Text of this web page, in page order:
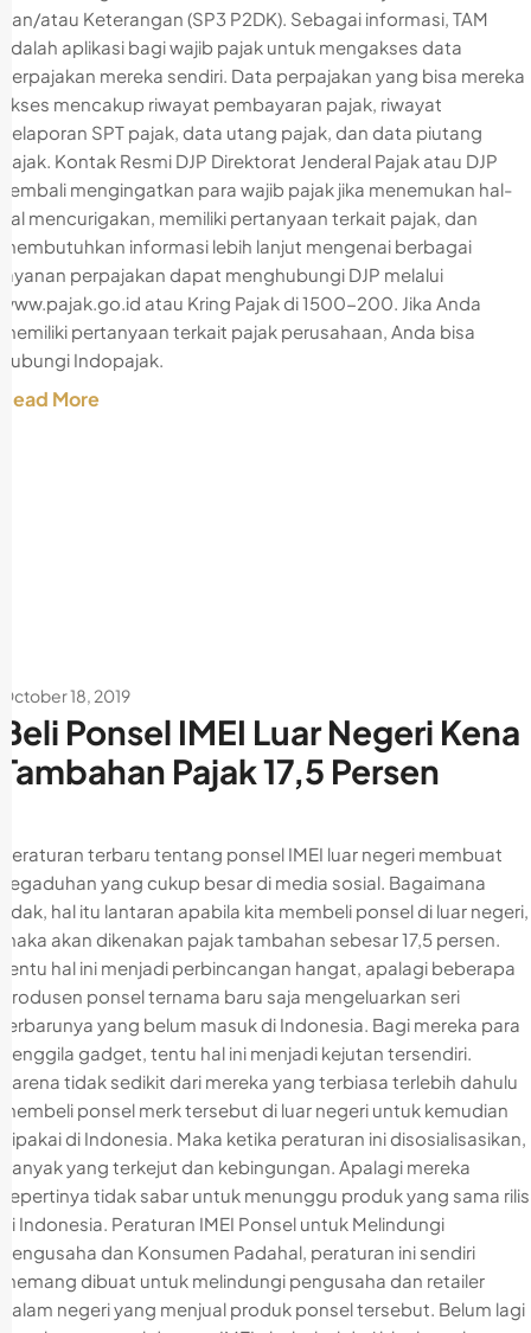
dan/atau Keterangan (SP3 P2DK). Sebagai informasi, TAM
adalah aplikasi bagi wajib pajak untuk mengakses data
perpajakan mereka sendiri. Data perpajakan yang bisa mereka
akses mencakup riwayat pembayaran pajak, riwayat
pelaporan SPT pajak, data utang pajak, dan data piutang
pajak. Kontak Resmi DJP Direktorat Jenderal Pajak atau DJP
kembali mengingatkan para wajib pajak jika menemukan hal-
hal mencurigakan, memiliki pertanyaan terkait pajak, dan
membutuhkan informasi lebih lanjut mengenai berbagai
layanan perpajakan dapat menghubungi DJP melalui
www.pajak.go.id atau Kring Pajak di 1500-200. Jika Anda
memiliki pertanyaan terkait pajak perusahaan, Anda bisa
hubungi Indopajak.
Read More
October 18, 2019
Beli Ponsel IMEI Luar Negeri Kena
Tambahan Pajak 17,5 Persen
Peraturan terbaru tentang ponsel IMEI luar negeri membuat
kegaduhan yang cukup besar di media sosial. Bagaimana
tidak, hal itu lantaran apabila kita membeli ponsel di luar negeri,
maka akan dikenakan pajak tambahan sebesar 17,5 persen.
Tentu hal ini menjadi perbincangan hangat, apalagi beberapa
produsen ponsel ternama baru saja mengeluarkan seri
terbarunya yang belum masuk di Indonesia. Bagi mereka para
penggila gadget, tentu hal ini menjadi kejutan tersendiri.
Karena tidak sedikit dari mereka yang terbiasa terlebih dahulu
membeli ponsel merk tersebut di luar negeri untuk kemudian
dipakai di Indonesia. Maka ketika peraturan ini disosialisasikan,
banyak yang terkejut dan kebingungan. Apalagi mereka
sepertinya tidak sabar untuk menunggu produk yang sama rilis
di Indonesia. Peraturan IMEI Ponsel untuk Melindungi
Pengusaha dan Konsumen Padahal, peraturan ini sendiri
memang dibuat untuk melindungi pengusaha dan retailer
dalam negeri yang menjual produk ponsel tersebut. Belum lagi